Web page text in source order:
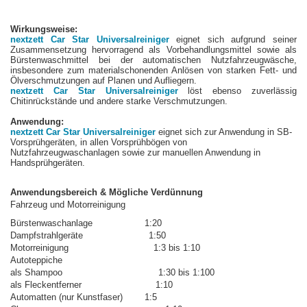
Wirkungsweise:
nextzett Car Star Universalreiniger
eignet sich aufgrund seiner
Zusammensetzung hervorragend als Vorbehandlungsmittel sowie als
Bürstenwaschmittel bei der automatischen Nutzfahrzeugwäsche,
insbesondere zum materialschonenden Anlösen von starken Fett- und
Ölverschmutzungen auf Planen und Aufliegern.
nextzett Car Star Universalreiniger
löst ebenso zuverlässig
Chitinrückstände und andere starke Verschmutzungen.
Anwendung:
nextzett Car Star Universalreiniger eignet sich zur Anwendung in SB-
Vorsprühgeräten, in allen Vorsprühbögen von
Nutzfahrzeugwaschanlagen sowie zur manuellen Anwendung in
Handsprühgeräten.
Anwendungsbereich & Mögliche Verdünnung
Fahrzeug und Motorreinigung
Bürstenwaschanlage 1:20
Dampfstrahlgeräte 1:50
Motorreinigung 1:3 bis 1:10
Autoteppiche
als Shampoo 1:30 bis 1:100
als Fleckentferner 1:10
Automatten (nur Kunstfaser) 1:5